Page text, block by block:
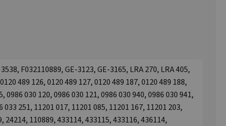
F032110889, GE-3123, GE-3165, LRA 270, LRA 405,
489 126, 0120 489 127, 0120 489 187, 0120 489 188,
0986 030 120, 0986 030 121, 0986 030 940, 0986 030 941,
251, 11201 017, 11201 085, 11201 167, 11201 203,
24214, 110889, 433114, 433115, 433116, 436114,